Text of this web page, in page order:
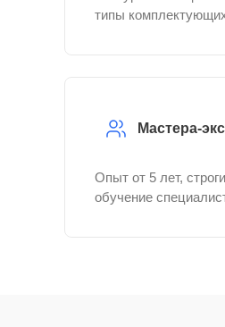
типы
Мастера-
Опыт от 5 лет,
обучение